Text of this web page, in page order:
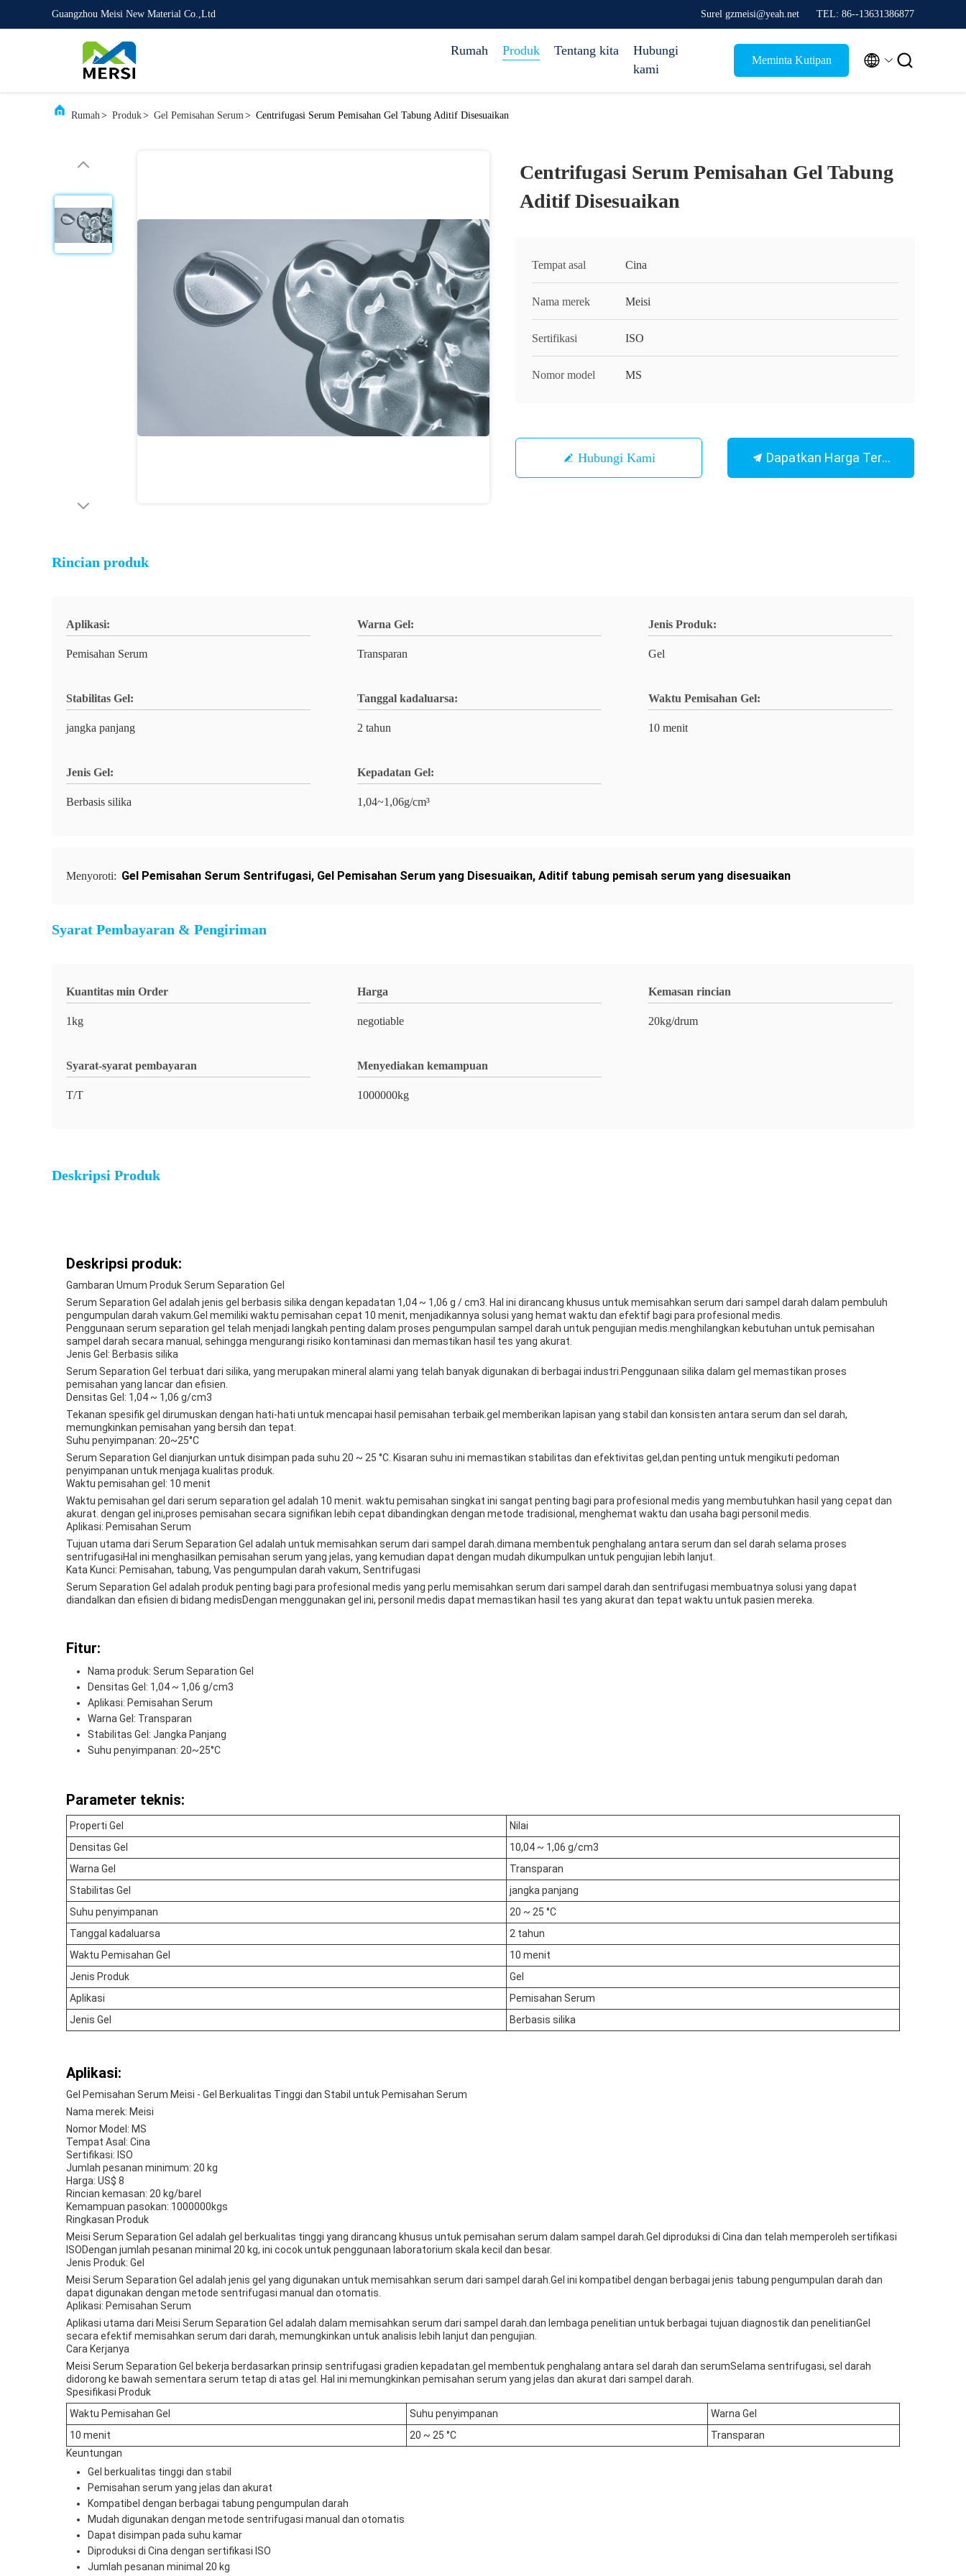
Guangzhou Meisi New Material Co.,Ltd Surel gzmeisi@yeah.net TEL: 86--13631386877
Rumah Produk Tentang kita
Hubungi
kami
Meminta Kutipan  
Rumah> Produk> Gel Pemisahan Serum> Centrifugasi Serum Pemisahan Gel Tabung Aditif Disesuaikan
Centrifugasi Serum Pemisahan Gel Tabung
Aditif Disesuaikan
Tempat asal Cina
Nama merek Meisi
Sertifikasi ISO
Nomor model MS
Hubungi Kami Dapatkan Harga Terbaik
Rincian produk
Aplikasi:
Pemisahan Serum
Warna Gel:
Transparan
Jenis Produk:
Gel
Stabilitas Gel:
jangka panjang
Tanggal kadaluarsa:
2 tahun
Waktu Pemisahan Gel:
10 menit
Jenis Gel:
Berbasis silika
Kepadatan Gel:
1,04~1,06g/cm³
Menyoroti: Gel Pemisahan Serum Sentrifugasi, Gel Pemisahan Serum yang Disesuaikan, Aditif tabung pemisah serum yang disesuaikan
Syarat Pembayaran & Pengiriman
Kuantitas min Order
1kg
Harga
negotiable
Kemasan rincian
20kg/drum
Syarat-syarat pembayaran
T/T
Menyediakan kemampuan
1000000kg
Deskripsi Produk
Deskripsi produk:
Gambaran Umum Produk Serum Separation Gel
Serum Separation Gel adalah jenis gel berbasis silika dengan kepadatan 1,04 ~ 1,06 g / cm3. Hal ini dirancang khusus untuk memisahkan serum dari sampel darah dalam pembuluh
pengumpulan darah vakum.Gel memiliki waktu pemisahan cepat 10 menit, menjadikannya solusi yang hemat waktu dan efektif bagi para profesional medis.
Penggunaan serum separation gel telah menjadi langkah penting dalam proses pengumpulan sampel darah untuk pengujian medis.menghilangkan kebutuhan untuk pemisahan
sampel darah secara manual, sehingga mengurangi risiko kontaminasi dan memastikan hasil tes yang akurat.
Jenis Gel: Berbasis silika
Serum Separation Gel terbuat dari silika, yang merupakan mineral alami yang telah banyak digunakan di berbagai industri.Penggunaan silika dalam gel memastikan proses
pemisahan yang lancar dan efisien.
Densitas Gel: 1,04 ~ 1,06 g/cm3
Tekanan spesifik gel dirumuskan dengan hati-hati untuk mencapai hasil pemisahan terbaik.gel memberikan lapisan yang stabil dan konsisten antara serum dan sel darah,
memungkinkan pemisahan yang bersih dan tepat.
Suhu penyimpanan: 20~25°C
Serum Separation Gel dianjurkan untuk disimpan pada suhu 20 ~ 25 °C. Kisaran suhu ini memastikan stabilitas dan efektivitas gel,dan penting untuk mengikuti pedoman
penyimpanan untuk menjaga kualitas produk.
Waktu pemisahan gel: 10 menit
Waktu pemisahan gel dari serum separation gel adalah 10 menit. waktu pemisahan singkat ini sangat penting bagi para profesional medis yang membutuhkan hasil yang cepat dan
akurat. dengan gel ini,proses pemisahan secara signifikan lebih cepat dibandingkan dengan metode tradisional, menghemat waktu dan usaha bagi personil medis.
Aplikasi: Pemisahan Serum
Tujuan utama dari Serum Separation Gel adalah untuk memisahkan serum dari sampel darah.dimana membentuk penghalang antara serum dan sel darah selama proses
sentrifugasiHal ini menghasilkan pemisahan serum yang jelas, yang kemudian dapat dengan mudah dikumpulkan untuk pengujian lebih lanjut.
Kata Kunci: Pemisahan, tabung, Vas pengumpulan darah vakum, Sentrifugasi
Serum Separation Gel adalah produk penting bagi para profesional medis yang perlu memisahkan serum dari sampel darah.dan sentrifugasi membuatnya solusi yang dapat
diandalkan dan efisien di bidang medisDengan menggunakan gel ini, personil medis dapat memastikan hasil tes yang akurat dan tepat waktu untuk pasien mereka.
Fitur:
Nama produk: Serum Separation Gel
Densitas Gel: 1,04 ~ 1,06 g/cm3
Aplikasi: Pemisahan Serum
Warna Gel: Transparan
Stabilitas Gel: Jangka Panjang
Suhu penyimpanan: 20~25°C
Parameter teknis:
Properti Gel
Nilai
Densitas Gel
10,04 ~ 1,06 g/cm3
Warna Gel
Transparan
Stabilitas Gel
jangka panjang
Suhu penyimpanan
20 ~ 25 °C
Tanggal kadaluarsa
2 tahun
Waktu Pemisahan Gel
10 menit
Jenis Produk
Gel
Aplikasi
Pemisahan Serum
Jenis Gel
Berbasis silika
Aplikasi:
Gel Pemisahan Serum Meisi - Gel Berkualitas Tinggi dan Stabil untuk Pemisahan Serum
Nama merek: Meisi
Nomor Model: MS
Tempat Asal: Cina
Sertifikasi: ISO
Jumlah pesanan minimum: 20 kg
Harga: US$ 8
Rincian kemasan: 20 kg/barel
Kemampuan pasokan: 1000000kgs
Ringkasan Produk
Meisi Serum Separation Gel adalah gel berkualitas tinggi yang dirancang khusus untuk pemisahan serum dalam sampel darah.Gel diproduksi di Cina dan telah memperoleh sertifikasi
ISODengan jumlah pesanan minimal 20 kg, ini cocok untuk penggunaan laboratorium skala kecil dan besar.
Jenis Produk: Gel
Meisi Serum Separation Gel adalah jenis gel yang digunakan untuk memisahkan serum dari sampel darah.Gel ini kompatibel dengan berbagai jenis tabung pengumpulan darah dan
dapat digunakan dengan metode sentrifugasi manual dan otomatis.
Aplikasi: Pemisahan Serum
Aplikasi utama dari Meisi Serum Separation Gel adalah dalam memisahkan serum dari sampel darah.dan lembaga penelitian untuk berbagai tujuan diagnostik dan penelitianGel
secara efektif memisahkan serum dari darah, memungkinkan untuk analisis lebih lanjut dan pengujian.
Cara Kerjanya
Meisi Serum Separation Gel bekerja berdasarkan prinsip sentrifugasi gradien kepadatan.gel membentuk penghalang antara sel darah dan serumSelama sentrifugasi, sel darah
didorong ke bawah sementara serum tetap di atas gel. Hal ini memungkinkan pemisahan serum yang jelas dan akurat dari sampel darah.
Spesifikasi Produk
Waktu Pemisahan Gel
Suhu penyimpanan
Warna Gel
10 menit
20 ~ 25 °C
Transparan
Keuntungan
Gel berkualitas tinggi dan stabil
Pemisahan serum yang jelas dan akurat
Kompatibel dengan berbagai tabung pengumpulan darah
Mudah digunakan dengan metode sentrifugasi manual dan otomatis
Dapat disimpan pada suhu kamar
Diproduksi di Cina dengan sertifikasi ISO
Jumlah pesanan minimal 20 kg